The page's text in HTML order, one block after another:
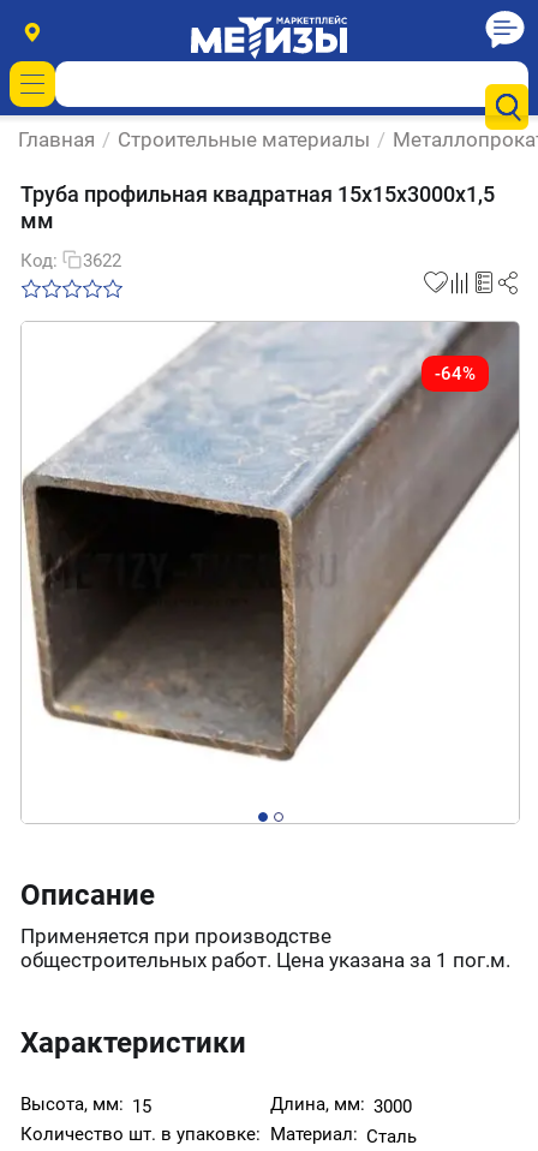
Главная / Строительные материалы /
Труба профильная квадратная 15х15х3000х1,5
мм
Код: 3622
-64%
Описание
Применяется при производстве
общестроительных работ. Цена указана за 1 пог.м.
Характеристики
Высота, мм: 15 Длина, мм: 3000
Количество шт. в упаковке: Материал: Сталь